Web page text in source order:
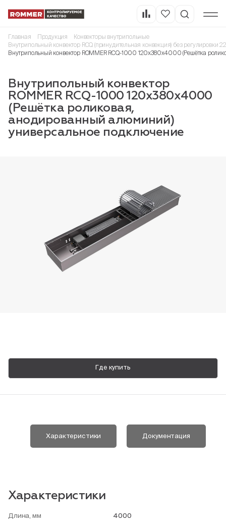
Пн-Пт, 9:00—18:00
Главная Продукция
Конвекторы внутрипольные
Внутрипольный конвектор RCQ (принудительная конвекция) без регулировки
Внутрипольный конвектор ROMMER RCQ-1000 120х380х4000 (Решётка
Внутрипольный конвектор
ROMMER RCQ-1000 120х380х4000
(Решётка роликовая,
анодированный алюминий)
универсальное подключение
Где купить
Характеристики Документация
Характеристики
Длина, мм 4000